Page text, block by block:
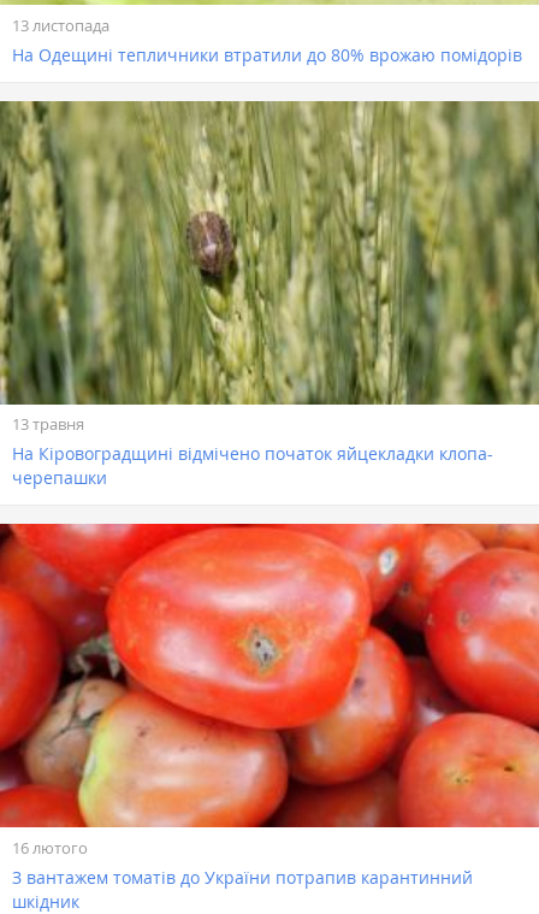
13 листопада
На Одещині тепличники втратили до 80% врожаю помідорів
13 травня
На Кіровоградщині відмічено початок яйцекладки клопа-
черепашки
16 лютого
З вантажем томатів до України потрапив карантинний
шкідник